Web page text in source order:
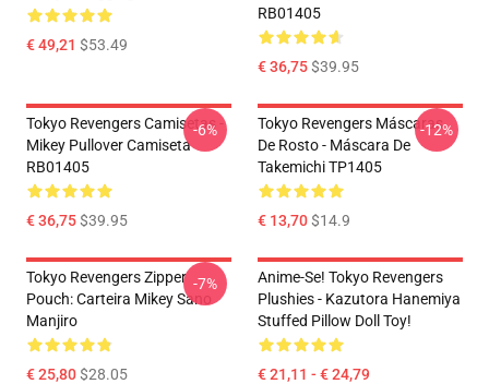
€ 49,21 $53.49
RB01405
€ 36,75$39.95
Tokyo Revengers Camisetas -
Mikey Pullover Camiseta
RB01405
€ 36,75$39.95
-6%
Tokyo Revengers Máscaras
De Rosto - Máscara De
Takemichi TP1405
€ 13,70$14.9
-12%
Tokyo Revengers Zipper
Pouch: Carteira Mikey Sano
Manjiro
€ 25,80$28.05
-7%
Anime-Se! Tokyo Revengers
Plushies - Kazutora Hanemiya
Stuffed Pillow Doll Toy!
€ 21,11 - € 24,79